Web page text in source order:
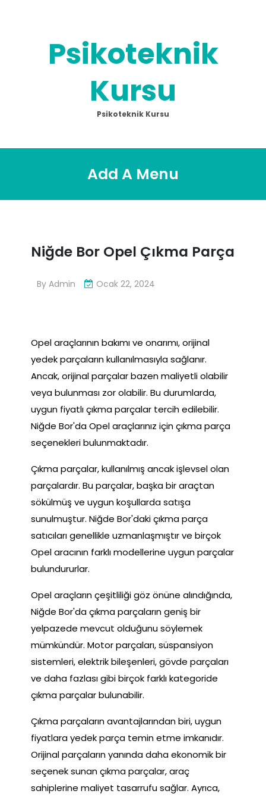
Psikoteknik
Kursu
Psikoteknik Kursu
Add A Menu
Niğde Bor Opel Çıkma Parça
By Admin Ocak 22, 2024
Opel araçlarının bakımı ve onarımı, orijinal
yedek parçaların kullanılmasıyla sağlanır.
Ancak, orijinal parçalar bazen maliyetli olabilir
veya bulunması zor olabilir. Bu durumlarda,
uygun fiyatlı çıkma parçalar tercih edilebilir.
Niğde Bor'da Opel araçlarınız için çıkma parça
seçenekleri bulunmaktadır.
Çıkma parçalar, kullanılmış ancak işlevsel olan
parçalardır. Bu parçalar, başka bir araçtan
sökülmüş ve uygun koşullarda satışa
sunulmuştur. Niğde Bor'daki çıkma parça
satıcıları genellikle uzmanlaşmıştır ve birçok
Opel aracının farklı modellerine uygun parçalar
bulundururlar.
Opel araçların çeşitliliği göz önüne alındığında,
Niğde Bor'da çıkma parçaların geniş bir
yelpazede mevcut olduğunu söylemek
mümkündür. Motor parçaları, süspansiyon
sistemleri, elektrik bileşenleri, gövde parçaları
ve daha fazlası gibi birçok farklı kategoride
çıkma parçalar bulunabilir.
Çıkma parçaların avantajlarından biri, uygun
fiyatlara yedek parça temin etme imkanıdır.
Orijinal parçaların yanında daha ekonomik bir
seçenek sunan çıkma parçalar, araç
sahiplerine maliyet tasarrufu sağlar. Ayrıca,